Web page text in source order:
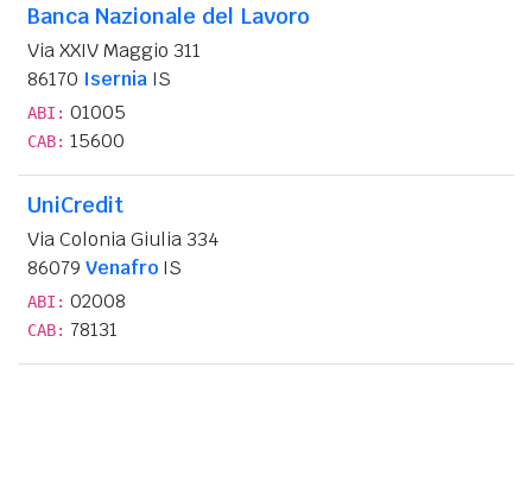
Banca Nazionale del Lavoro
Via XXIV Maggio 311
86170 Isernia IS
ABI: 01005
CAB: 15600
UniCredit
Via Colonia Giulia 334
86079 Venafro IS
ABI: 02008
CAB: 78131